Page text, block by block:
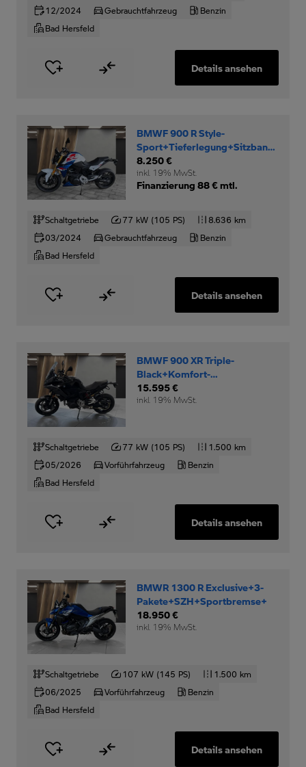
12/2024
Gebrauchtfahrzeug
Benzin
Bad Hersfeld
Details ansehen
BMWF 900 R Style-
Sport+Tieferlegung+Sitzbank-
niedrig+
8.250 €
inkl. 19% MwSt.
Finanzierung 88 € mtl.
Schaltgetriebe 77 kW (105 PS)
8.636 km
03/2024
Gebrauchtfahrzeug
Benzin
Bad Hersfeld
Details ansehen
BMWF 900 XR Triple-
Black+Komfort-
Dynamikpaket+RDC+
15.595 €
inkl. 19% MwSt.
Schaltgetriebe 77 kW (105 PS)
1.500 km
05/2026
Vorführfahrzeug
Benzin
Bad Hersfeld
Details ansehen
BMWR 1300 R Exclusive+3-
Pakete+SZH+Sportbremse+
18.950 €
inkl. 19% MwSt.
Schaltgetriebe 107 kW (145 PS)
1.500 km
06/2025
Vorführfahrzeug
Benzin
Bad Hersfeld
Details ansehen